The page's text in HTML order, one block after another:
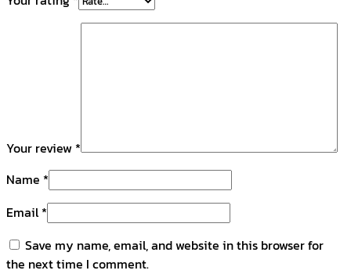
Your review *
Name *
Email*
Save my name, email, and website in this browser for
the next time I comment.